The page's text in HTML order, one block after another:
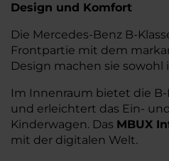
Design und Komfort
Die Mercedes-Benz B-
Frontpartie mit dem
Design machen sie
Im Innenraum bietet die
und erleichtert das Ein-
Kinderwagen. Das MBUX
mit der digitalen Welt.